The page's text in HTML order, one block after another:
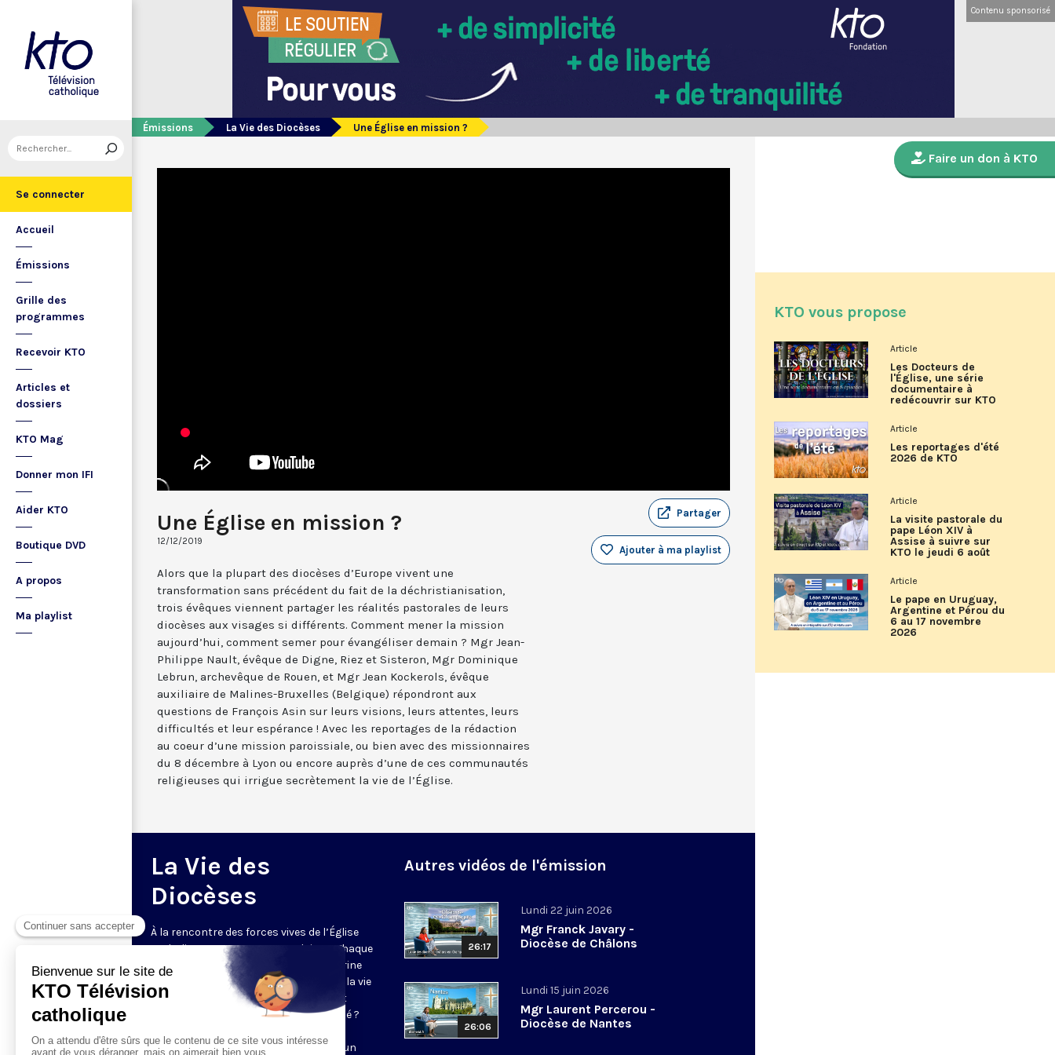
Se connecter
Accueil
Émissions
Grille des
programmes
Recevoir KTO
Articles et
dossiers
KTO Mag
Donner mon IFI
Aider KTO
Boutique DVD
A propos
Ma playlist
Contenu sponsorisé
Émissions La Vie des Diocèses Une Église en mission ?
Une Église en mission ?
12/12/2019
Partager
Ajouter à ma playlist
Alors que la plupart des diocèses d’Europe vivent une
transformation sans précédent du fait de la déchristianisation,
trois évêques viennent partager les réalités pastorales de leurs
diocèses aux visages si différents. Comment mener la mission
aujourd’hui, comment semer pour évangéliser demain ? Mgr Jean-
Philippe Nault, évêque de Digne, Riez et Sisteron, Mgr Dominique
Lebrun, archevêque de Rouen, et Mgr Jean Kockerols, évêque
auxiliaire de Malines-Bruxelles (Belgique) répondront aux
questions de François Asin sur leurs visions, leurs attentes, leurs
difficultés et leur espérance ! Avec les reportages de la rédaction
au coeur d’une mission paroissiale, ou bien avec des missionnaires
du 8 décembre à Lyon ou encore auprès d’une de ces communautés
religieuses qui irrigue secrètement la vie de l’Église.
La Vie des
Diocèses
À la rencontre des forces vives de l’Église
catholique en France et en Belgique. Chaque
semaine, un évêque est reçu par Honorine
Grasset pour remettre en perspective la vie
et l’actualité de son diocèse. Comment
l’Evangile est-il concrètement annoncé ?
Reportages et interviews nourrissent un
Autres vidéos de l'émission
26:17
Lundi 22 juin 2026
Mgr Franck Javary -
Diocèse de Châlons
26:06
Lundi 15 juin 2026
Mgr Laurent Percerou -
Diocèse de Nantes
Faire un don à KTO
KTO vous propose
Article
Les Docteurs de
l'Église, une série
documentaire à
redécouvrir sur KTO
Article
Les reportages d'été
2026 de KTO
Article
La visite pastorale du
pape Léon XIV à
Assise à suivre sur
KTO le jeudi 6 août
Article
Le pape en Uruguay,
Argentine et Pérou du
6 au 17 novembre
2026